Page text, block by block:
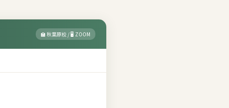
🏫 秋葉原校 / 🖥 ZOOM